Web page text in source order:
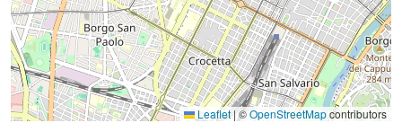
Leaflet|©OpenStreetMapcontributors